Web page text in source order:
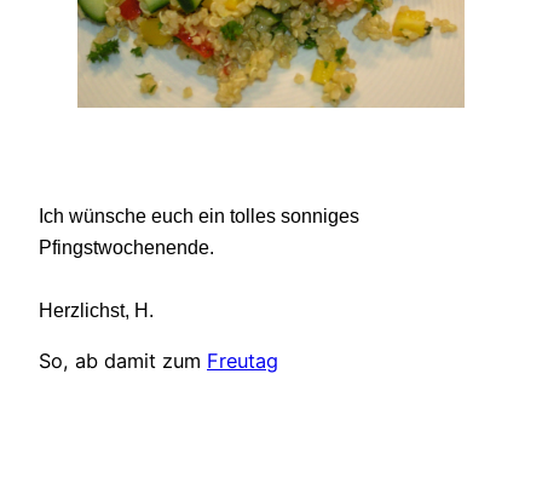
Ich wünsche euch ein tolles sonniges
Pfingstwochenende.
Herzlichst, H.
So, ab damit zum Freutag